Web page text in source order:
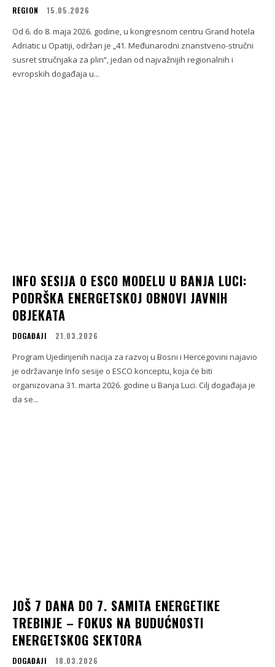
REGION 15.05.2026
Od 6. do 8. maja 2026. godine, u kongresnom centru Grand hotela
Adriatic u Opatiji, održan je „41. Međunarodni znanstveno-stručni
susret stručnjaka za plin“, jedan od najvažnijih regionalnih i
evropskih događaja u...
INFO SESIJA O ESCO MODELU U BANJA LUCI:
PODRŠKA ENERGETSKOJ OBNOVI JAVNIH
OBJEKATA
DOGAĐAJI 21.03.2026
Program Ujedinjenih nacija za razvoj u Bosni i Hercegovini najavio
je održavanje Info sesije o ESCO konceptu, koja će biti
organizovana 31. marta 2026. godine u Banja Luci. Cilj događaja je
da se...
JOŠ 7 DANA DO 7. SAMITA ENERGETIKE
TREBINJE – FOKUS NA BUDUĆNOSTI
ENERGETSKOG SEKTORA
DOGAĐAJI 18.03.2026